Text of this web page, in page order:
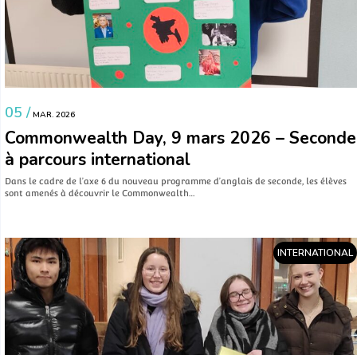
05 / MAR. 2026
Commonwealth Day, 9 mars 2026 – Seconde
à parcours international
Dans le cadre de l’axe 6 du nouveau programme d’anglais de seconde, les élèves
sont amenés à découvrir le Commonwealth…
INTERNATIONAL